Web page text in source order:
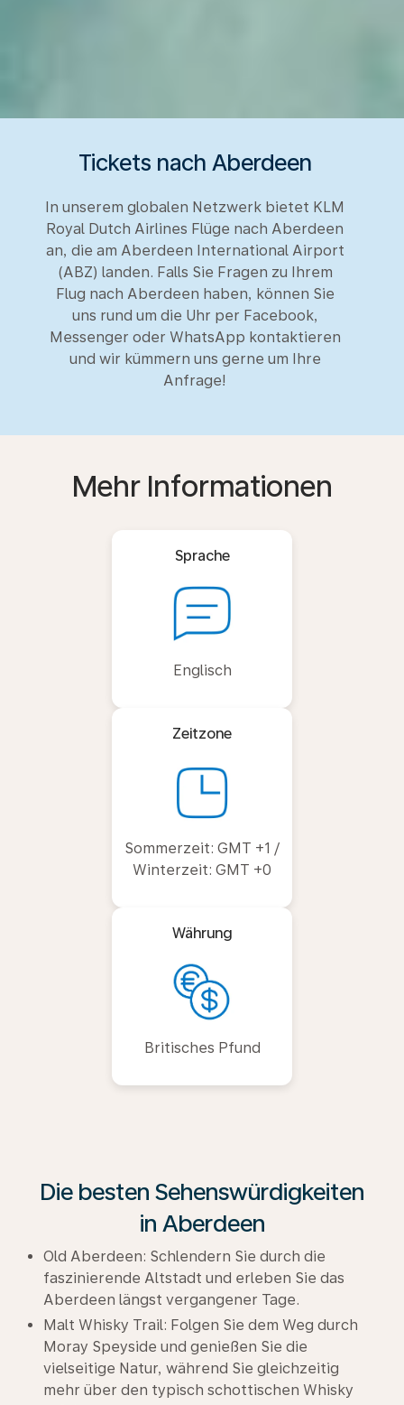
Tickets nach Aberdeen
In unserem globalen Netzwerk bietet KLM
Royal Dutch Airlines Flüge nach Aberdeen
an, die am Aberdeen International Airport
(ABZ) landen. Falls Sie Fragen zu Ihrem
Flug nach Aberdeen haben, können Sie
uns rund um die Uhr per Facebook,
Messenger oder WhatsApp kontaktieren
und wir kümmern uns gerne um Ihre
Anfrage!
Mehr Informationen
Sprache
Englisch
Zeitzone
Sommerzeit: GMT +1 /
Winterzeit: GMT +0
Währung
Britisches Pfund
Die besten Sehenswürdigkeiten
in Aberdeen
Old Aberdeen: Schlendern Sie durch die
faszinierende Altstadt und erleben Sie das
Aberdeen längst vergangener Tage.
Malt Whisky Trail: Folgen Sie dem Weg durch
Moray Speyside und genießen Sie die
vielseitige Natur, während Sie gleichzeitig
mehr über den typisch schottischen Whisky